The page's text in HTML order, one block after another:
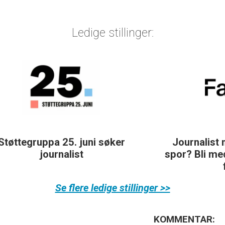
Ledige stillinger:
Journalist med teft for digitale
spor? Bli med på å bygge vårt nye
Se flere ledige stillinger >>
KOMMENTAR: